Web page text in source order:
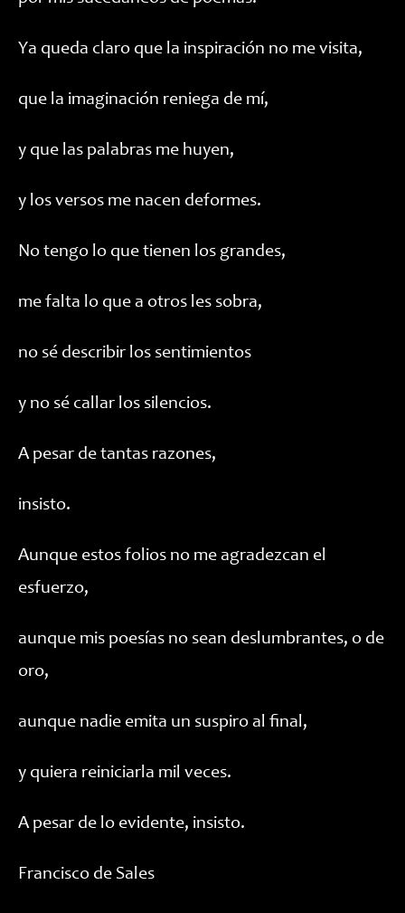
Ya queda claro que la inspiración no me visita,
que la imaginación reniega de mí,
y que las palabras me huyen,
y los versos me nacen deformes.
No tengo lo que tienen los grandes,
me falta lo que a otros les sobra,
no sé describir los sentimientos
y no sé callar los silencios.
A pesar de tantas razones,
insisto.
Aunque estos folios no me agradezcan el
esfuerzo,
aunque mis poesías no sean deslumbrantes, o de
oro,
aunque nadie emita un suspiro al final,
y quiera reiniciarla mil veces.
A pesar de lo evidente, insisto.
Francisco de Sales